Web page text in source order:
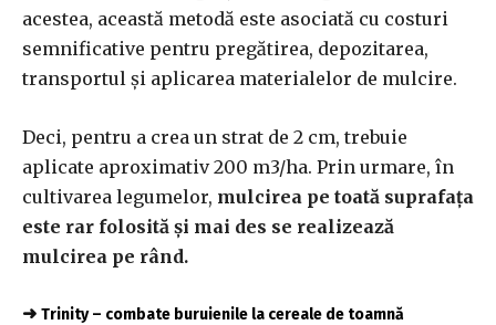
acestea, această metodă este asociată cu costuri
semnificative pentru pregătirea, depozitarea,
transportul și aplicarea materialelor de mulcire.
Deci, pentru a crea un strat de 2 cm, trebuie
aplicate aproximativ 200 m3/ha. Prin urmare, în
cultivarea legumelor, mulcirea pe toată suprafața
este rar folosită și mai des se realizează
mulcirea pe rând.
➜ Trinity – combate buruienile la cereale de toamnă